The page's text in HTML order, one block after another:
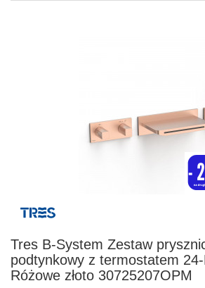
Tres B-System Zestaw
podtynkowy z termostatem
Różowe złoto 30725207OPM